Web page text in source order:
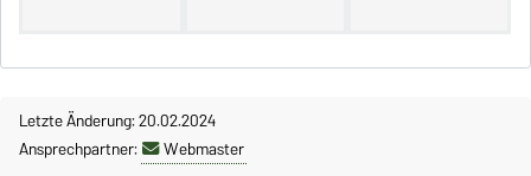
Letzte Änderung: 20.02.2024
Ansprechpartner:
Webmaster